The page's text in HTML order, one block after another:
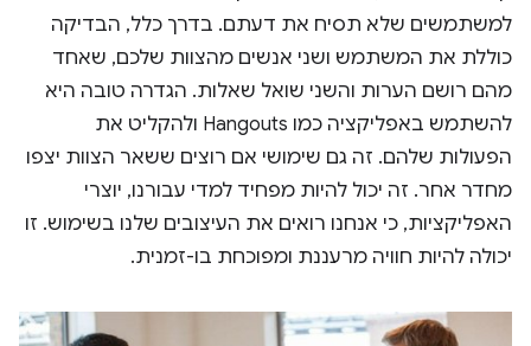
למשתמשים שלא תסיח את דעתם. בדרך כלל, הבדיקה
כוללת את המשתמש ושני אנשים מהצוות שלכם, שאחד
מהם רושם הערות והשני שואל שאלות. הגדרה טובה היא
להשתמש באפליקציה כמו Hangouts ולהקליט את
הפעולות שלהם. זה גם שימושי אם רוצים ששאר הצוות יצפו
מחדר אחר. זה יכול להיות מפחיד למדי עבורנו, יוצרי
האפליקציות, כי אנחנו רואים את העיצובים שלנו בשימוש. זו
יכולה להיות חוויה מרעננת ומפוכחת בו-זמנית.